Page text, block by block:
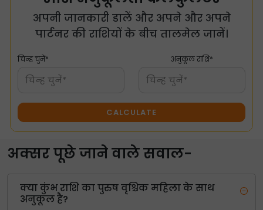
अपनी जानकारी डालें और अपने और अपने
पार्टनर की राशियों के बीच तालमेल जानें।
चिन्ह चुनें*
चिन्ह चुनें*
अनुकूल राशि*
चिन्ह चुनें*
CALCULATE
अक्सर पूछे जाने वाले सवाल-
क्या कुंभ राशि का पुरुष वृश्चिक महिला के साथ
अनुकूल है?